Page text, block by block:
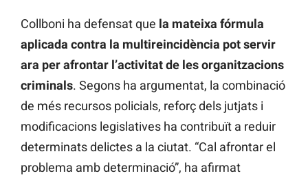
Collboni ha defensat que la mateixa fórmula
aplicada contra la multireincidència pot servir
ara per afrontar l’activitat de les organitzacions
criminals. Segons ha argumentat, la combinació
de més recursos policials, reforç dels jutjats i
modificacions legislatives ha contribuït a reduir
determinats delictes a la ciutat. “Cal afrontar el
problema amb determinació”, ha afirmat